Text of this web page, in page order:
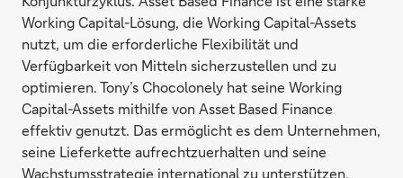
Working Capital-Lösung, die Working Capital-Assets
nutzt, um die erforderliche Flexibilität und
Verfügbarkeit von Mitteln sicherzustellen und zu
optimieren. Tony’s Chocolonely hat seine Working
Capital-Assets mithilfe von Asset Based Finance
effektiv genutzt. Das ermöglicht es dem Unternehmen,
seine Lieferkette aufrechtzuerhalten und seine
Wachstumsstrategie international zu unterstützen.